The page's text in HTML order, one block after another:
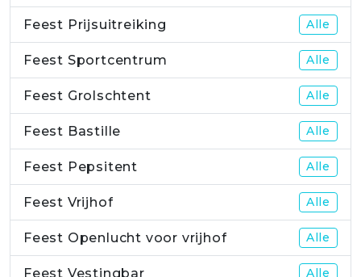
Feest Prijsuitreiking Alle
Feest Sportcentrum Alle
Feest Grolschtent Alle
Feest Bastille Alle
Feest Pepsitent Alle
Feest Vrijhof Alle
Feest Openlucht voor vrijhof Alle
Feest Vestingbar Alle